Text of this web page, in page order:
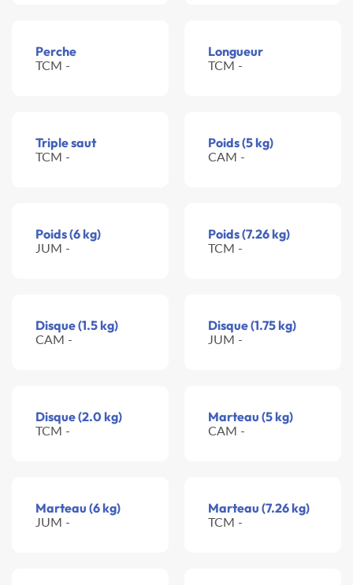
Perche
TCM -
Longueur
TCM -
Triple saut
TCM -
Poids (5 kg)
CAM -
Poids (6 kg)
JUM -
Poids (7.26 kg)
TCM -
Disque (1.5 kg)
CAM -
Disque (1.75 kg)
JUM -
Disque (2.0 kg)
TCM -
Marteau (5 kg)
CAM -
Marteau (6 kg)
JUM -
Marteau (7.26 kg)
TCM -